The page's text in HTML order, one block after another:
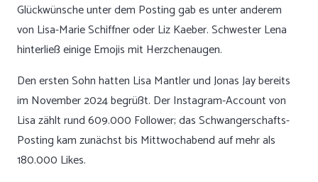
Glückwünsche unter dem Posting gab es unter anderem
von Lisa-Marie Schiffner oder Liz Kaeber. Schwester Lena
hinterließ einige Emojis mit Herzchenaugen.
Den ersten Sohn hatten Lisa Mantler und Jonas Jay bereits
im November 2024 begrüßt. Der Instagram-Account von
Lisa zählt rund 609.000 Follower; das Schwangerschafts-
Posting kam zunächst bis Mittwochabend auf mehr als
180.000 Likes.